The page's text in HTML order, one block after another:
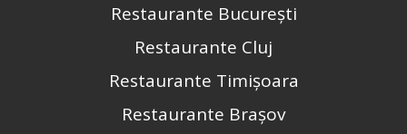
Restaurante București
Restaurante Cluj
Restaurante Timișoara
Restaurante Brașov